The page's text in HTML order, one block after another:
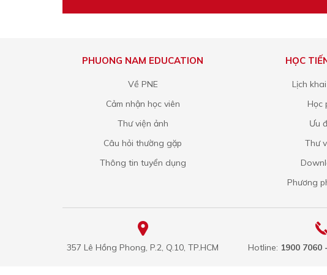
PHUONG NAM EDUCATION
Về PNE
Cảm nhận học viên
Thư viện ảnh
Câu hỏi thường gặp
Thông tin tuyển dụng
HỌC
Lịch
Học
Ưu
Thư
Phương
357 Lê Hồng Phong, P.2, Q.10, TP.HCM Hotline: 1900 7060